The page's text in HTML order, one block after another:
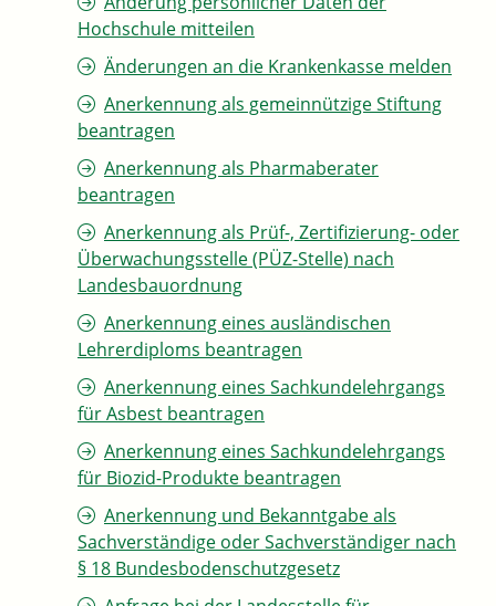
Hochschule mitteilen
Änderungen an die Krankenkasse melden
Anerkennung als gemeinnützige Stiftung
beantragen
Anerkennung als Pharmaberater
beantragen
Anerkennung als Prüf-, Zertifizierung- oder
Überwachungsstelle (PÜZ-Stelle) nach
Landesbauordnung
Anerkennung eines ausländischen
Lehrerdiploms beantragen
Anerkennung eines Sachkundelehrgangs
für Asbest beantragen
Anerkennung eines Sachkundelehrgangs
für Biozid-Produkte beantragen
Anerkennung und Bekanntgabe als
Sachverständige oder Sachverständiger nach
§ 18 Bundesbodenschutzgesetz